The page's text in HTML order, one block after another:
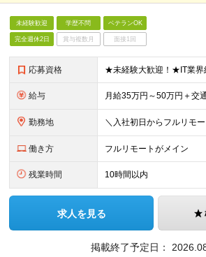
未経験歓迎 学歴不問 ベテランOK
完全週休2日 賞与複数月 面接1回
応募資格
給与
勤務地
働き方 フルリモートがメイン
残業時間 10時間以内
求人を見る
掲載終了予定日：